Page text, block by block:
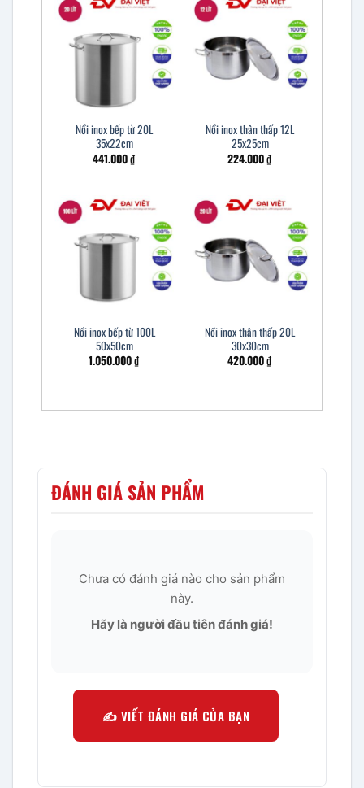
Nồi inox bếp từ 20L
35x22cm
441.000₫
Nồi inox thân thấp 12L
25x25cm
224.000₫
Nồi inox bếp từ 100L
50x50cm
1.050.000₫
Nồi inox thân thấp 20L
30x30cm
420.000₫
ĐÁNH GIÁ SẢN PHẨM
Chưa có đánh giá nào cho sản phẩm
này.
Hãy là người đầu tiên đánh giá!
✍️ VIẾT ĐÁNH GIÁ CỦA BẠN